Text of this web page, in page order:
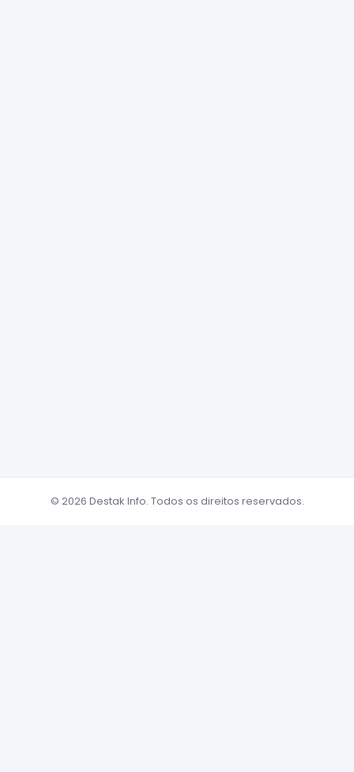
© 2026 Destak Info. Todos os direitos reservados.